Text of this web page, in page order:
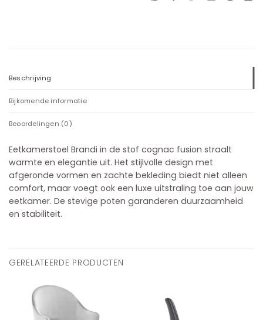
Beschrijving
Bijkomende informatie
Beoordelingen (0)
Eetkamerstoel Brandi in de stof cognac fusion straalt
warmte en elegantie uit. Het stijlvolle design met
afgeronde vormen en zachte bekleding biedt niet alleen
comfort, maar voegt ook een luxe uitstraling toe aan jouw
eetkamer. De stevige poten garanderen duurzaamheid
en stabiliteit.
GERELATEERDE PRODUCTEN